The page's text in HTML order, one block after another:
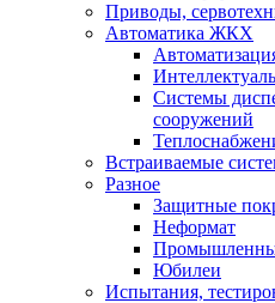
Приводы,
Автоматика ЖКХ
Системы
сооружений
Встраиваемые
Разное
Защитные
Неформат
Юбилеи
Испытания,